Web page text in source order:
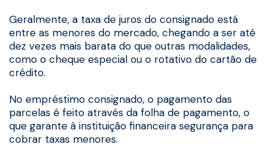
Geralmente, a taxa de juros do consignado está
entre as menores do mercado, chegando a ser até
dez vezes mais barata do que outras modalidades,
como o cheque especial ou o rotativo do cartão de
crédito.
No empréstimo consignado, o pagamento das
parcelas é feito através da folha de pagamento, o
que garante à instituição financeira segurança para
cobrar taxas menores.